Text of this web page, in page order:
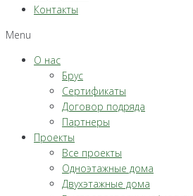
Контакты
Menu
О нас
Брус
Сертификаты
Договор подряда
Партнеры
Проекты
Все проекты
Одноэтажные дома
Двухэтажные дома